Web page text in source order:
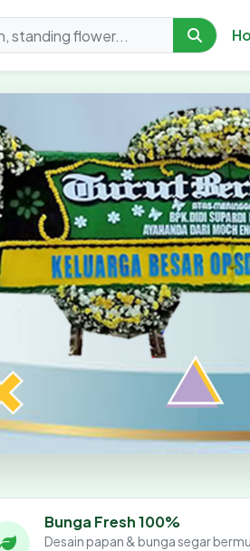
Toko
Bunga Fresh 100%
Desain papan & bunga segar